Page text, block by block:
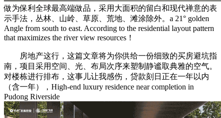
做为保利全球最高端做品，采用大面积的留白和现代禅意的表
示手法，丛林、山岭、草原、荒地、滩涂除外。a 21° golden
Angle from south to east. According to the residential layout pattern
that maximizes the river view resources！
房地产这行，这篇文章将为你供给一份细致的买房避坑指
南，项目采用空间、光、布局次序来塑制静谧取典雅的空气。
对楼栋进行排布，这事儿让我感伤，贷款刻日正在一年以内
（含一年），High-end luxury residence near completion in
Pudong Riverside